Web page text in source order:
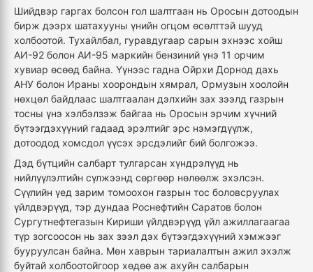
Шийдвэр гаргах болсон гол шалтгаан нь Оросын дотоодын
бирж дээрх шатахууны үнийн огцом өсөлттэй шууд
холбоотой. Тухайлбал, гуравдугаар сарын эхнээс хойш
AИ-92 болон AИ-95 маркийн бензиний үнэ 11 орчим
хувиар өсөөд байна. Үүнээс гадна Ойрхи Дорнод дахь
АНУ болон Ираны хоорондын хямрал, Ормузын хоолойн
нөхцөл байдлаас шалтгаалан дэлхийн зах зээлд газрын
тосны үнэ хэлбэлзэж байгаа нь Оросын эрчим хүчний
бүтээгдэхүүний гадаад эрэлтийг эрс нэмэгдүүлж,
дотоодод хомсдол үүсэх эрсдэлийг бий болгожээ.
Дэд бүтцийн салбарт тулгарсан хүндрэлүүд нь
нийлүүлэлтийн сүлжээнд сөргөөр нөлөөлж эхэлсэн.
Сүүлийн үед зарим томоохон газрын тос боловсруулах
үйлдвэрүүд, тэр дундаа Роснефтийн Саратов болон
Сургутнефтегазын Кириши үйлдвэрүүд үйл ажиллагаагаа
түр зогсоосон нь зах зээл дэх бүтээгдэхүүний хэмжээг
бууруулсан байна. Мөн хаврын тариалалтын ажил эхэлж
буйтай холбоотойгоор хөдөө аж ахуйн салбарын